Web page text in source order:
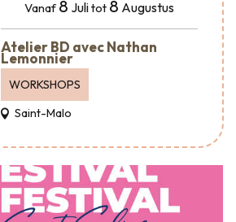
Vanaf 8 Julitot 8 Augustus
Atelier BD avec Nathan
Lemonnier
WORKSHOPS
Saint-Malo